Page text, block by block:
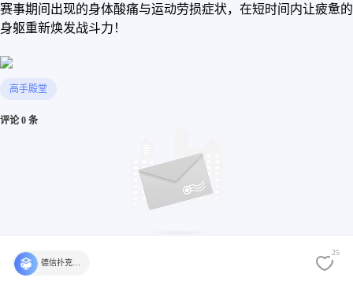
赛事期间出现的身体酸痛与运动劳损症状，在短时间内让疲惫的
身躯重新焕发战斗力！
高手殿堂
评论 0 条
25